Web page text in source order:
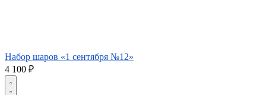
Набор шаров «1 сентября №12»
4 100 ₽